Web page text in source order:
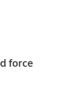
force